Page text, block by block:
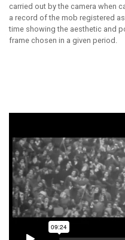
carried out by the camera when
a record of the mob registered
time showing the aesthetic and
frame chosen in a given period.